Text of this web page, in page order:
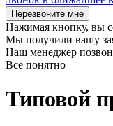
Перезвоните мне
Нажимая кнопку, вы
Мы получили вашу
Наш менеджер
Всё понятно
Типовой